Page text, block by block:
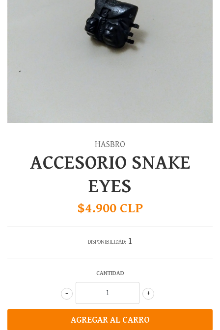
HASBRO
ACCESORIO SNAKE
EYES
$4.900 CLP
DISPONIBILIDAD: 1
CANTIDAD
+
-